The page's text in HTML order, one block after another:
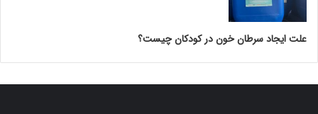
علت ایجاد سرطان خون در کودکان چیست؟